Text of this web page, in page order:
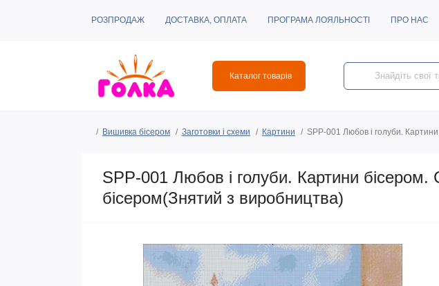
РОЗПРОДАЖ ДОСТАВКА, ОПЛАТА ПРОГРАМА ЛОЯЛЬНОСТІ ПРО НАС
Каталог товарів
Вишивка бісером Заготовки і схеми Картини SPP-001 Любов і голуби.
SPP-001 Любов і голуби. Картини
бісером(Знятий з виробництва)